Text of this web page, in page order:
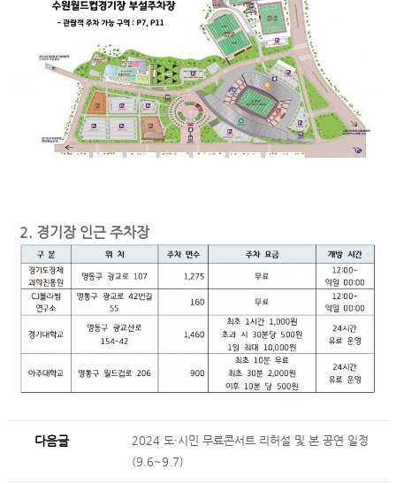
2. 경기장 인근 주차장
다음글
2024 도·시민 무료콘서트 리허설 및 본 공연 일정
(9.6~9.7)